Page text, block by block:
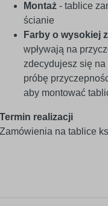
Montaż - tablice
ścianie
Farby o wysokiej
wpływają na
zdecydujesz się
próbę
aby montować
Termin realizacji
Zamówienia na tablice